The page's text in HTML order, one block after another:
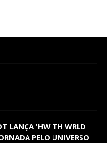
LANÇA 'HW TH WRLD
PELO UNIVERSO